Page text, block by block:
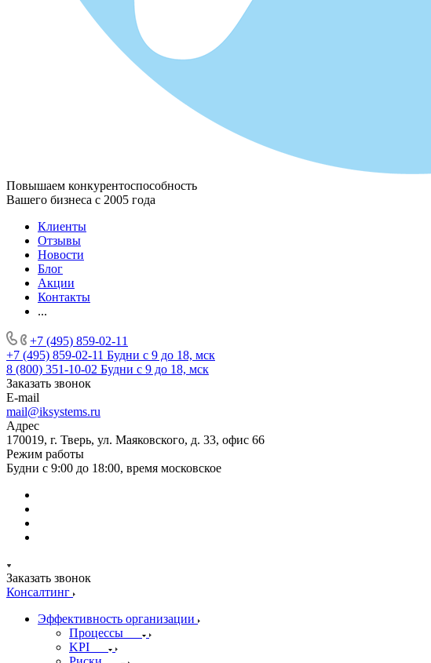
Повышаем конкурентоспособность
Вашего бизнеса с 2005 года
Клиенты
Отзывы
Новости
Блог
Акции
Контакты
...
+7 (495) 859-02-11
+7 (495) 859-02-11 Будни с 9 до 18, мск
8 (800) 351-10-02 Будни с 9 до 18, мск
Заказать звонок
E-mail
mail@iksystems.ru
Адрес
170019, г. Тверь, ул. Маяковского, д. 33, офис 66
Режим работы
Будни с 9:00 до 18:00, время московское
Заказать звонок
Консалтинг
Эффективность организации
Процессы
KPI